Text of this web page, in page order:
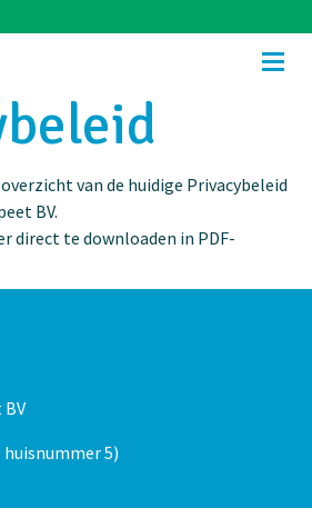
van de huidige Privacybeleid
BV.
direct te downloaden in PDF-
5)